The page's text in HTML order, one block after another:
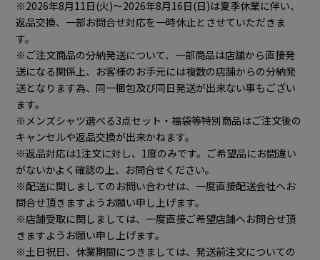
※2026年8月11日(火)～2026年8月16日(日)は夏季休業に伴い、
返品交換、一部お問合せ対応を一時休止とさせていただきま
す。
※ご注文商品の分納発送について、一部商品は店舗から直接発
送になる関係上、お客様のお手元には複数の店舗からの分納発
送となります為、同一梱包及び同日発送が出来ない事もござい
ます。
※メンズシャツ選べる3点セット・福袋等特別商品はご注文後の
キャンセルや返品交換が出来かねます。
※返品対応は1注文に対し、1度のみです。ご希望品にお間違い
がないかよく確認の上、お問合せください。
※配送に関しましてのお問い合わせは、一度直接配送会社へお
問合せ頂きますようお願い申し上げます。
※店舗受取に関しましては、一度直接ご希望店舗へお問合せ頂
きますようお願い申し上げます。
※土日祝日、休業期間につきましては、発送前注文についての